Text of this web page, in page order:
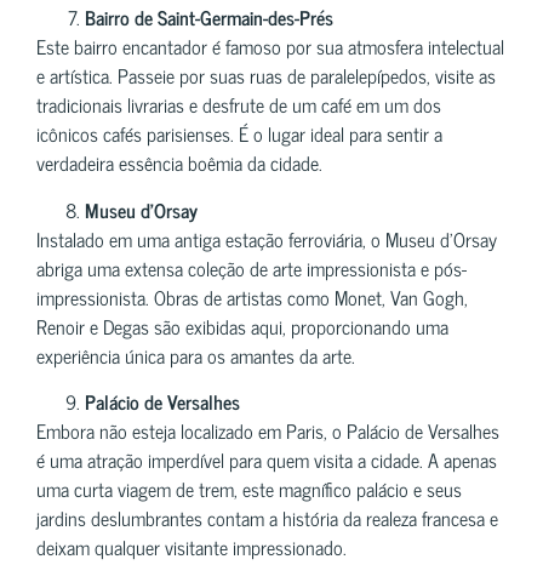
Bairro de Saint-Germain-des-Prés
Este bairro encantador é famoso por sua atmosfera intelectual
e artística. Passeie por suas ruas de paralelepípedos, visite as
tradicionais livrarias e desfrute de um café em um dos
icônicos cafés parisienses. É o lugar ideal para sentir a
verdadeira essência boêmia da cidade.
Museu d’Orsay
Instalado em uma antiga estação ferroviária, o Museu d’Orsay
abriga uma extensa coleção de arte impressionista e pós-
impressionista. Obras de artistas como Monet, Van Gogh,
Renoir e Degas são exibidas aqui, proporcionando uma
experiência única para os amantes da arte.
Palácio de Versalhes
Embora não esteja localizado em Paris, o Palácio de Versalhes
é uma atração imperdível para quem visita a cidade. A apenas
uma curta viagem de trem, este magnífico palácio e seus
jardins deslumbrantes contam a história da realeza francesa e
deixam qualquer visitante impressionado.